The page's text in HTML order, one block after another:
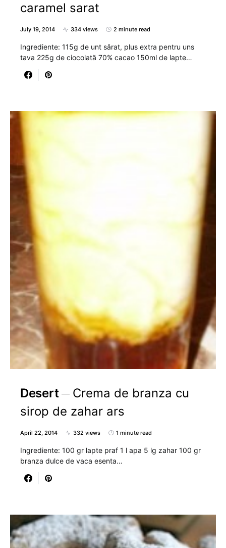
caramel sarat
July 19, 2014 334 views 2 minute read
Ingrediente: 115g de unt sărat, plus extra pentru uns
tava 225g de ciocolată 70% cacao 150ml de lapte…
Desert
Crema de branza cu
sirop de zahar ars
April 22, 2014 332 views 1 minute read
Ingrediente: 100 gr lapte praf 1 l apa 5 lg zahar 100 gr
branza dulce de vaca esenta…